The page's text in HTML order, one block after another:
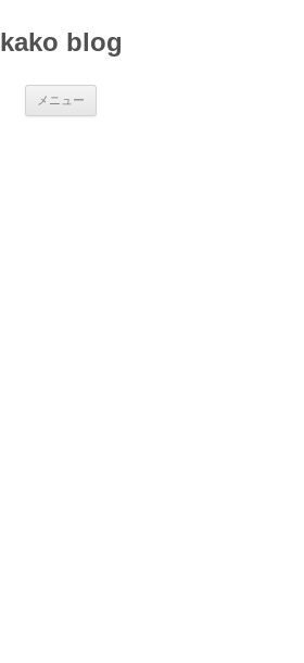
kako blog
メニュー